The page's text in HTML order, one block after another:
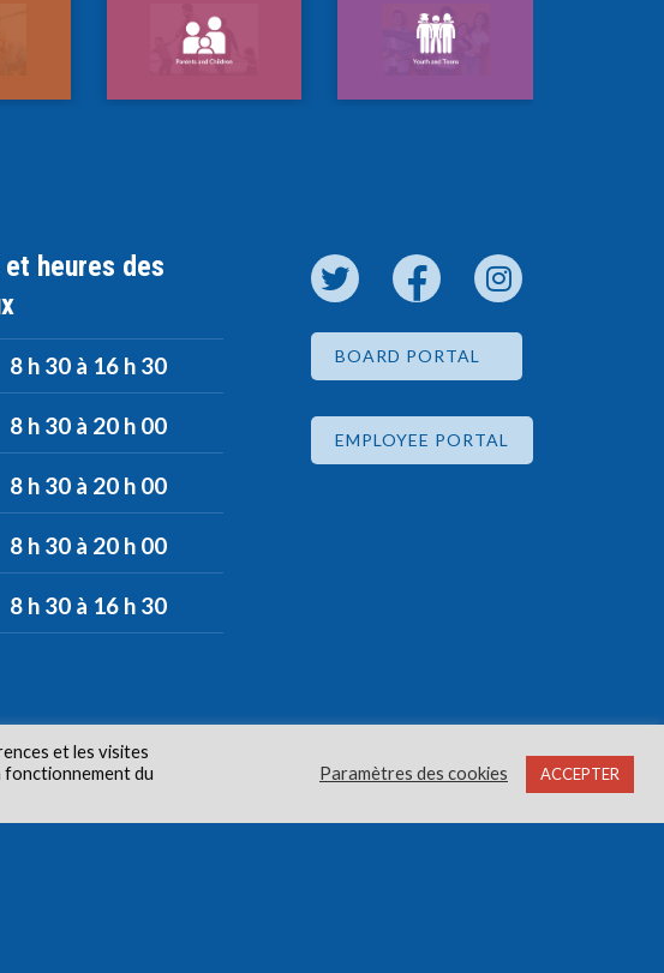
heures des
8 h 30 à 16 h 30
8 h 30 à 20 h 00
8 h 30 à 20 h 00
8 h 30 à 20 h 00
8 h 30 à 16 h 30
BOARD PORTAL
EMPLOYEE PORTAL
Tous droits réservés.
et les visites
fonctionnement du
Paramètres des cookies ACCEPTER